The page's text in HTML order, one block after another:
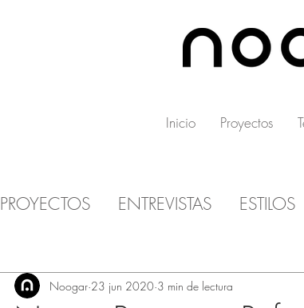
Inicio Proyectos
Noogar 23 jun 2020 3 min de lectura
PROYECTOS ENTREVISTAS ESTILOS